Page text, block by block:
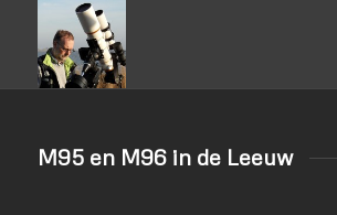
M95 en M96 in de Leeuw